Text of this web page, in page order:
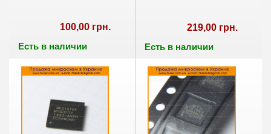
100,00 грн.
Есть в наличии
219,00 грн.
Есть в наличии